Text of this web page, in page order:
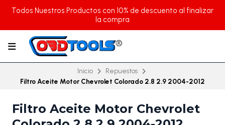
Todos Nuestros Productos con 10% de descuento al finalizar
la compra
Inicio
Repuestos
Filtro Aceite Motor Chevrolet Colorado 2.8 2.9 2004-2012
Filtro Aceite Motor Chevrolet